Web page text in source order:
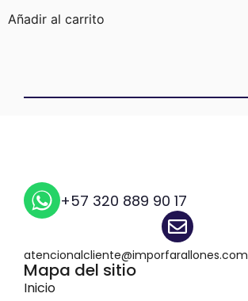
Añadir al carrito
+57 320 889 90 17
atencionalcliente@imporfarallones.com
Mapa del sitio
Inicio